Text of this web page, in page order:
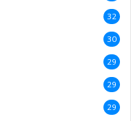
32
30
29
29
29